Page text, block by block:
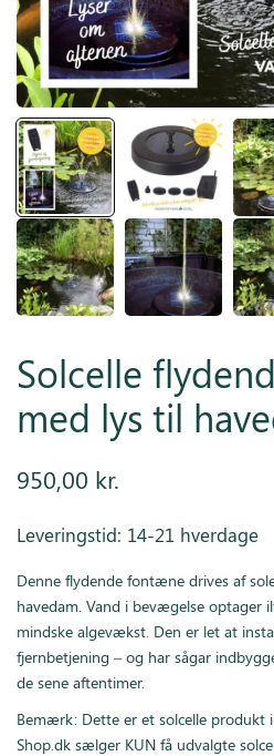
Solcelle
med lys til
950,00 kr.
Leveringstid: 14-21 hverdage
Denne flydende fontæne drives af
havedam. Vand i bevægelse optager
mindske algevækst. Den er let at
fjernbetjening – og har sågar
de sene aftentimer.
Bemærk: Dette er et solcelle
Shop.dk sælger KUN få udvalgte
Inspiration
Galleri
Kundeservice